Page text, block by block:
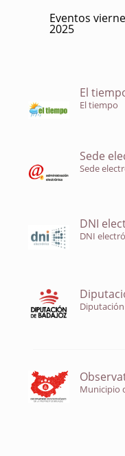
Eventos
2025
El
El tiempo
Sede
Sede
DNI
DNI
Municipio